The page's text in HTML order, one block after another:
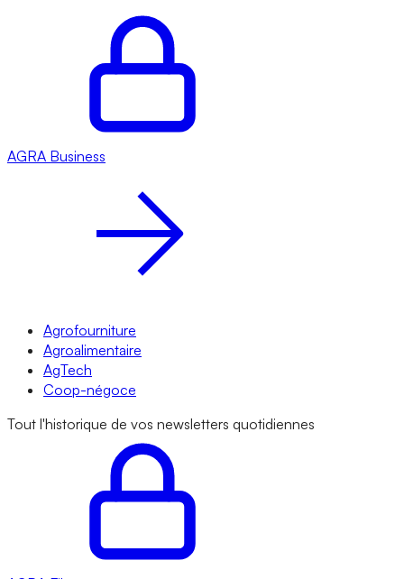
AGRA Business
Agrofourniture
Agroalimentaire
AgTech
Coop-négoce
Tout l'historique de vos newsletters quotidiennes